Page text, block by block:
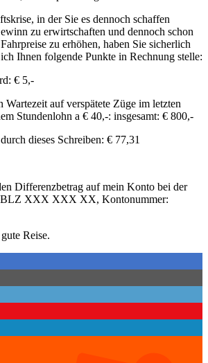
in der Sie es dennoch schaffen
zu erwirtschaften und dennoch schon
zu erhöhen, haben Sie sicherlich
Ihnen folgende Punkte in Rechnung stelle:
€ 5,-
Wartezeit auf verspätete Züge im letzten
Stundenlohn a € 40,-: insgesamt: € 800,-
dieses Schreiben: € 77,31
Differenzbetrag auf mein Konto bei der
XXX XXX XX, Kontonummer:
Reise.